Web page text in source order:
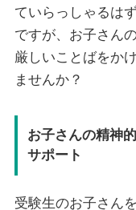
ていらっしゃるはず
ですが、お子さん
厳しいことばをか
ませんか？
お子さんの精神
サポート
受験生のお子さん